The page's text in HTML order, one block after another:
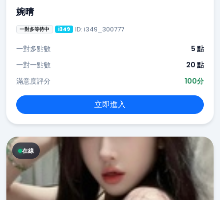
婉晴
一對多等待中 i349 ID: i349_300777
一對多點數
5 點
一對一點數
20 點
滿意度評分
100分
立即進入
在線